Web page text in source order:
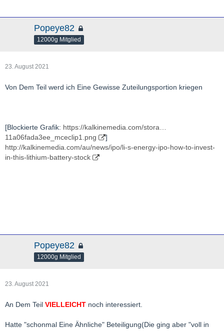
Popeye82
12000g Mitglied
23. August 2021
Von Dem Teil werd ich Eine Gewisse Zuteilungsportion kriegen
[Blockierte Grafik: https://kalkinemedia.com/stora…
11a06fada3ee_mceclip1.png
]
http://kalkinemedia.com/au/news/ipo/li-s-energy-ipo-how-to-invest-
in-this-lithium-battery-stock
Popeye82
12000g Mitglied
23. August 2021
An Dem Teil VIELLEICHT noch interessiert.
Hatte "schonmal Eine Ähnliche" Beteiligung(Die ging aber "voll in